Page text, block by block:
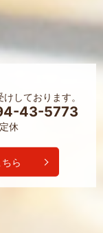
しております。
43-5773
休
ら